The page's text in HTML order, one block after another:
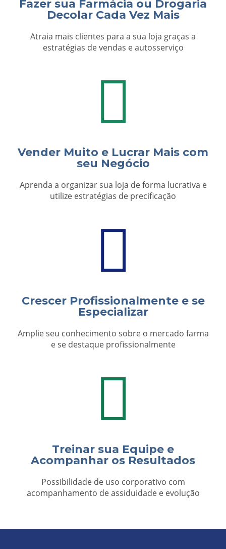
Fazer sua Farmácia ou Drogaria
Decolar Cada Vez Mais
Atraia mais clientes para a sua loja graças a
estratégias de vendas e autosserviço
Vender Muito e Lucrar Mais com
seu Negócio
Aprenda a organizar sua loja de forma lucrativa e
utilize estratégias de precificação
Crescer Profissionalmente e se
Especializar
Amplie seu conhecimento sobre o mercado farma
e se destaque profissionalmente
Treinar sua Equipe e
Acompanhar os Resultados
Possibilidade de uso corporativo com
acompanhamento de assiduidade e evolução